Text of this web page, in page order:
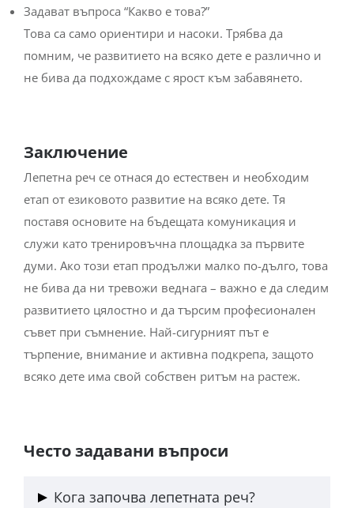
Задават въпроса “Какво е това?”
Това са само ориентири и насоки. Трябва да
помним, че развитието на всяко дете е различно и
не бива да подхождаме с ярост към забавянето.
Заключение
Лепетна реч се отнася до естествен и необходим
етап от езиковото развитие на всяко дете. Тя
поставя основите на бъдещата комуникация и
служи като тренировъчна площадка за първите
думи. Ако този етап продължи малко по-дълго, това
не бива да ни тревожи веднага – важно е да следим
развитието цялостно и да търсим професионален
съвет при съмнение. Най-сигурният път е
търпение, внимание и активна подкрепа, защото
всяко дете има свой собствен ритъм на растеж.
Често задавани въпроси
Кога започва лепетната реч?